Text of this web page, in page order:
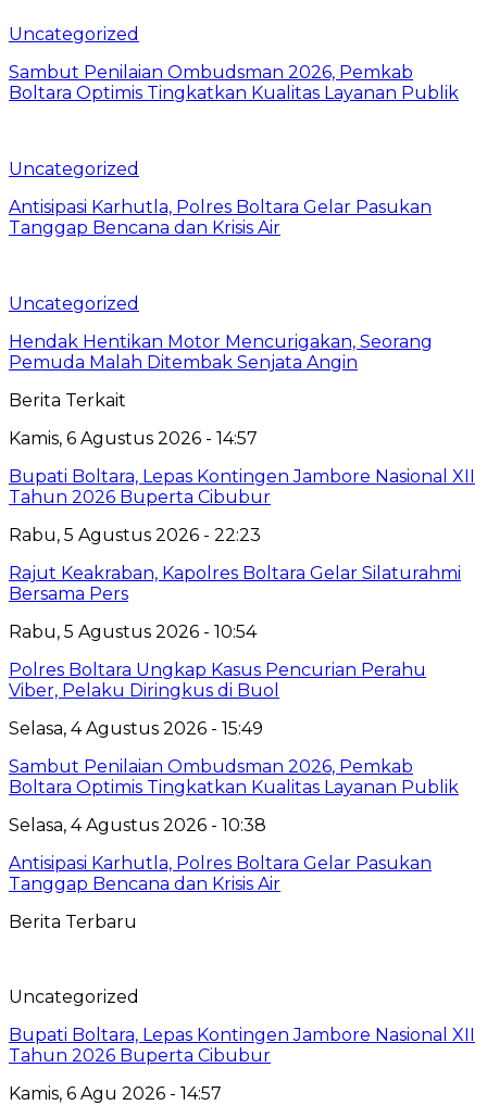
Uncategorized
Sambut Penilaian Ombudsman 2026, Pemkab
Boltara Optimis Tingkatkan Kualitas Layanan Publik
Uncategorized
Antisipasi Karhutla, Polres Boltara Gelar Pasukan
Tanggap Bencana dan Krisis Air
Uncategorized
Hendak Hentikan Motor Mencurigakan, Seorang
Pemuda Malah Ditembak Senjata Angin
Berita Terkait
Kamis, 6 Agustus 2026 - 14:57
Bupati Boltara, Lepas Kontingen Jambore Nasional XII
Tahun 2026 Buperta Cibubur
Rabu, 5 Agustus 2026 - 22:23
Rajut Keakraban, Kapolres Boltara Gelar Silaturahmi
Bersama Pers
Rabu, 5 Agustus 2026 - 10:54
Polres Boltara Ungkap Kasus Pencurian Perahu
Viber, Pelaku Diringkus di Buol
Selasa, 4 Agustus 2026 - 15:49
Sambut Penilaian Ombudsman 2026, Pemkab
Boltara Optimis Tingkatkan Kualitas Layanan Publik
Selasa, 4 Agustus 2026 - 10:38
Antisipasi Karhutla, Polres Boltara Gelar Pasukan
Tanggap Bencana dan Krisis Air
Berita Terbaru
Uncategorized
Bupati Boltara, Lepas Kontingen Jambore Nasional XII
Tahun 2026 Buperta Cibubur
Kamis, 6 Agu 2026 - 14:57